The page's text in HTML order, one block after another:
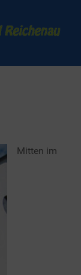
Mitten im